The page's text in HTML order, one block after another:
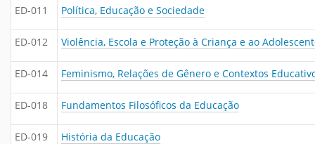
ED-011 Política, Educação e Sociedade
ED-012 Violência, Escola e Proteção à Criança e ao
ED-014 Feminismo, Relações de Gênero e Contextos
ED-018 Fundamentos Filosóficos da Educação
ED-019 História da Educação